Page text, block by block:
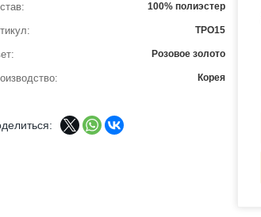
100% полиэстер
ТРО15
Розовое золото
Корея